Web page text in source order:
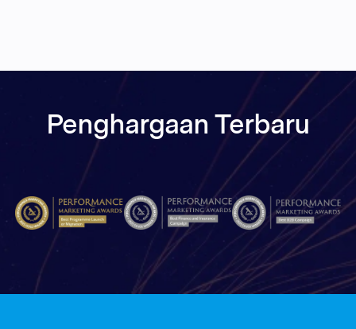
Penghargaan Terbaru